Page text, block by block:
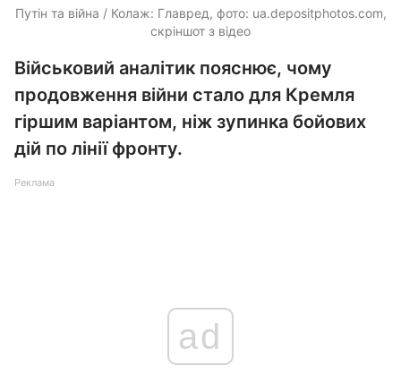
Путін та війна / Колаж: Главред, фото: ua.depositphotos.com,
скріншот з відео
Військовий аналітик пояснює, чому
продовження війни стало для Кремля
гіршим варіантом, ніж зупинка бойових
дій по лінії фронту.
Реклама
ad